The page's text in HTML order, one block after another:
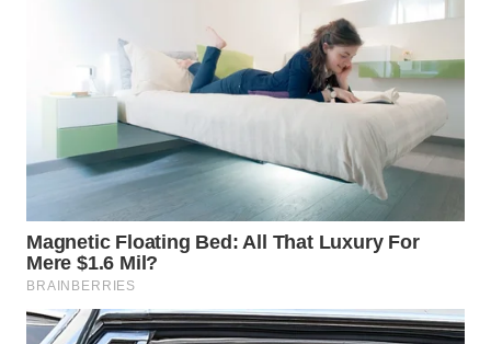
NTB
WN
SULTENG
SULBAR
WN
BABEL